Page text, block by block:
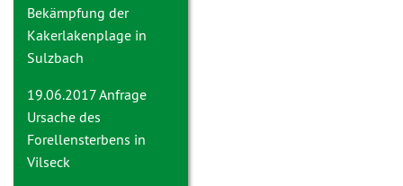
Bekämpfung der
Kakerlakenplage in
Sulzbach
19.06.2017 Anfrage
Ursache des
Forellensterbens in
Vilseck